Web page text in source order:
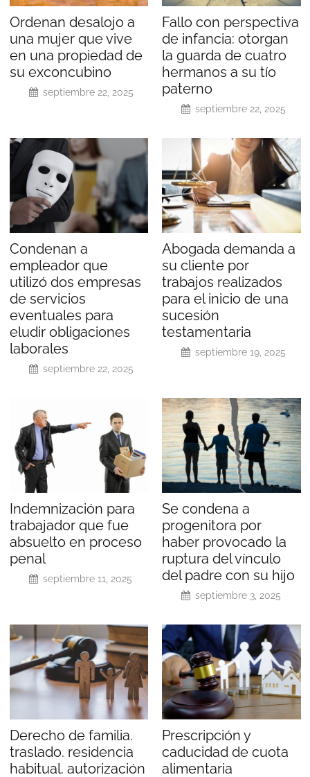
Ordenan desalojo a
una mujer que vive
en una propiedad de
su exconcubino
septiembre 22, 2025
Fallo con perspectiva
de infancia: otorgan
la guarda de cuatro
hermanos a su tío
paterno
septiembre 22, 2025
Condenan a
empleador que
utilizó dos empresas
de servicios
eventuales para
eludir obligaciones
laborales
septiembre 22, 2025
Abogada demanda a
su cliente por
trabajos realizados
para el inicio de una
sucesión
testamentaria
septiembre 19, 2025
Indemnización para
trabajador que fue
absuelto en proceso
penal
septiembre 11, 2025
Se condena a
progenitora por
haber provocado la
ruptura del vínculo
del padre con su hijo
septiembre 3, 2025
Derecho de familia.
traslado. residencia
habitual. autorización
Prescripción y
caducidad de cuota
alimentaria